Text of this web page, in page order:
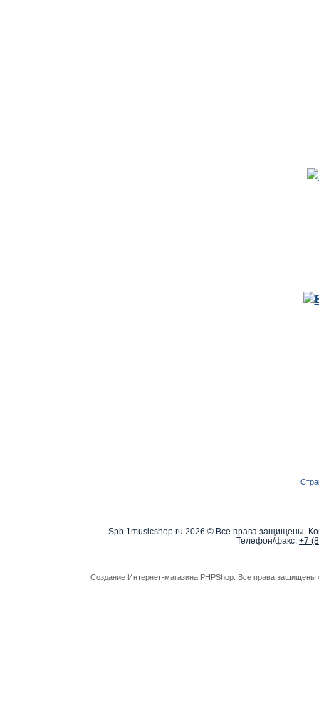
Spb.1musicshop.ru 2026 © Все права защищены.
Телефон/факс: +7
Создание Интернет-магазина PHPShop . Все права защищены